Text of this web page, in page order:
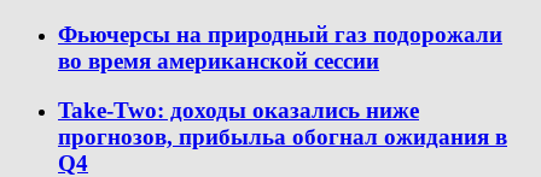
Фьючерсы на природный газ подорожали
во время американской сессии
Take-Two: доходы оказались ниже
прогнозов, прибыльa обогнал ожидания в
Q4